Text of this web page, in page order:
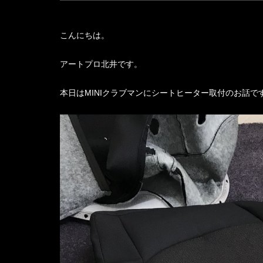
こんにちは。
アートプロ北井です。
本日はMINIクラブマンにシートヒーター取付のお話で